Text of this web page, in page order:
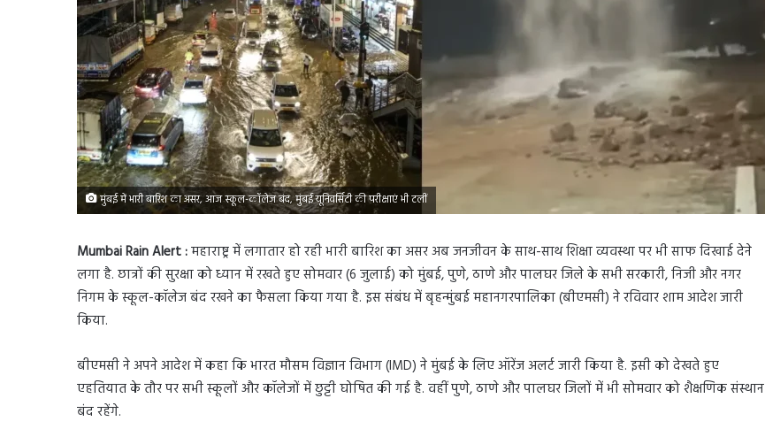
मुंबई में भारी बारिश का असर, आज स्कूल-कॉलेज बंद, मुंबई यूनिवर्सिटी की परीक्षाएं भी टलीं
Mumbai Rain Alert :महाराष्ट्र में लगातार हो रही भारी बारिश का असर अब जनजीवन के साथ-साथ शिक्षा व्यवस्था पर भी साफ दिखाई देने
लगा है. छात्रों की सुरक्षा को ध्यान में रखते हुए सोमवार (6 जुलाई) को मुंबई, पुणे, ठाणे और पालघर जिले के सभी सरकारी, निजी और नगर
निगम के स्कूल-कॉलेज बंद रखने का फैसला किया गया है. इस संबंध में बृहन्मुंबई महानगरपालिका (बीएमसी) ने रविवार शाम आदेश जारी
किया.
बीएमसी ने अपने आदेश में कहा कि भारत मौसम विज्ञान विभाग (IMD) ने मुंबई के लिए ऑरेंज अलर्ट जारी किया है. इसी को देखते हुए
एहतियात के तौर पर सभी स्कूलों और कॉलेजों में छुट्टी घोषित की गई है. वहीं पुणे, ठाणे और पालघर जिलों में भी सोमवार को शैक्षणिक संस्थान
बंद रहेंगे.